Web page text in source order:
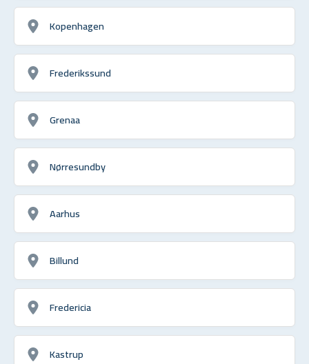
Kopenhagen
Frederikssund
Grenaa
Nørresundby
Aarhus
Billund
Fredericia
Kastrup